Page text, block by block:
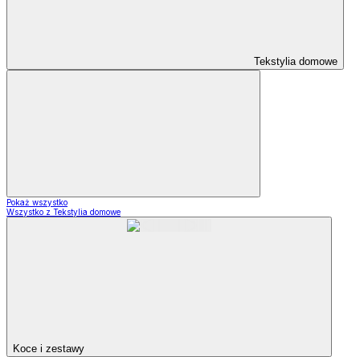
Tekstylia domowe
Pokaż wszystko
Wszystko z Tekstylia domowe
Koce i zestawy